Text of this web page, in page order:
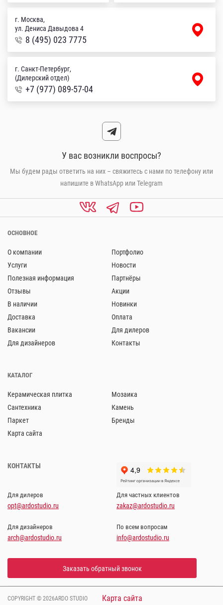
г. Москва,
ул. Дениса Давыдова 4
8 (495) 023 7775
г. Санкт-Петербург,
(Дилерский отдел)
+7 (977) 089-57-04
У вас возникли воспросы?
Мы будем рады ответить на них – свяжитесь с нами по телефону или
напишите в WhatsApp или Telegram
ОСНОВНОЕ
О компании
Портфолио
Услуги
Новости
Полезная информация
Партнёры
Отзывы
Акции
В наличии
Новинки
Доставка
Оплата
Вакансии
Для дилеров
Для дизайнеров
Контакты
КАТАЛОГ
Керамическая плитка
Мозаика
Сантехника
Камень
Паркет
Бренды
Карта сайта
КОНТАКТЫ
Для дилеров
opt@ardostudio.ru
Для частных клиентов
zakaz@ardostudio.ru
Для дизайнеров
arch@ardostudio.ru
По всем вопросам
info@ardostudio.ru
Заказать обратный звонок
COPYRIGHT © 2026ARDO STUDIO Карта сайта